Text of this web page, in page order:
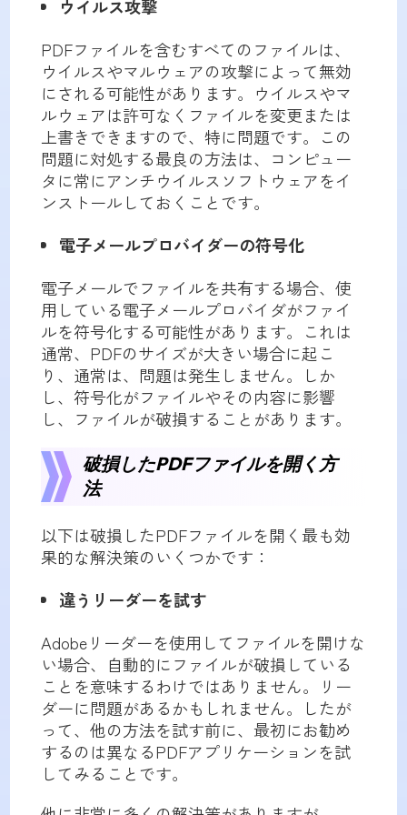
ウイルス攻撃
PDFファイルを含むすべてのファイルは、
ウイルスやマルウェアの攻撃によって無効
にされる可能性があります。ウイルスやマ
ルウェアは許可なくファイルを変更または
上書きできますので、特に問題です。この
問題に対処する最良の方法は、コンピュー
タに常にアンチウイルスソフトウェアをイ
ンストールしておくことです。
電子メールプロバイダーの符号化
電子メールでファイルを共有する場合、使
用している電子メールプロバイダがファイ
ルを符号化する可能性があります。これは
通常、PDFのサイズが大きい場合に起こ
り、通常は、問題は発生しません。しか
し、符号化がファイルやその内容に影響
し、ファイルが破損することがあります。
破損したPDFファイルを開く方
法
以下は破損したPDFファイルを開く最も効
果的な解決策のいくつかです：
違うリーダーを試す
Adobeリーダーを使用してファイルを開けな
い場合、自動的にファイルが破損している
ことを意味するわけではありません。リー
ダーに問題があるかもしれません。したが
って、他の方法を試す前に、最初にお勧め
するのは異なるPDFアプリケーションを試
してみることです。